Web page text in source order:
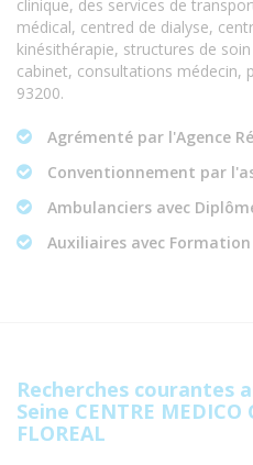
clinique, des services de
médical, centred de dialyse,
kinésithérapie, structures de
cabinet, consultations médecin,
93200.
Agrémenté par l'Agence
Conventionnement par
Ambulanciers avec
Auxiliaires avec
Recherches courantes
Seine CENTRE MEDICO
FLOREAL